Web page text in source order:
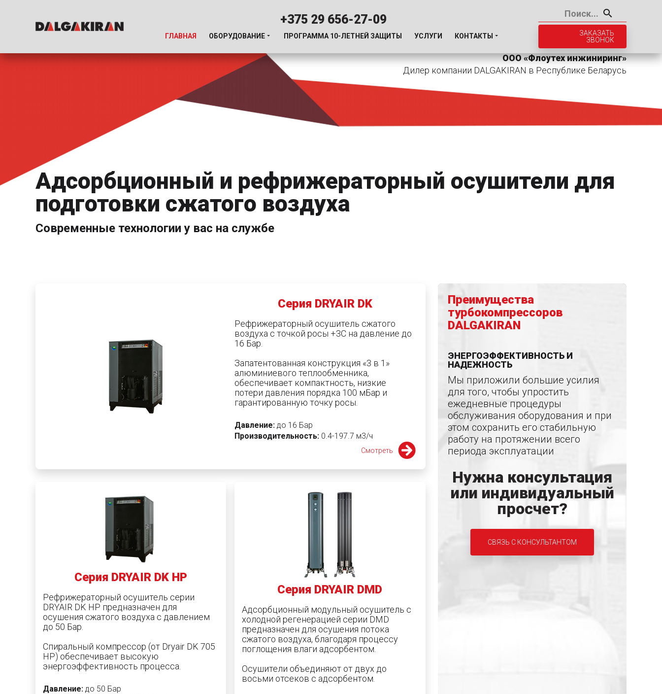
+375 29 656-27-09
ГЛАВНАЯ ОБОРУДОВАНИЕ ПРОГРАММА 10-ЛЕТНЕЙ ЗАЩИТЫ УСЛУГИ КОНТАКТЫ
ЗАКАЗАТЬ
ЗВОНОК
ООО «Флоутех инжиниринг»
Дилер компании DALGAKIRAN в Республике Беларусь
Адсорбционный и рефрижераторный осушители для
подготовки сжатого воздуха
Современные технологии у вас на службе
Серия DRYAIR DK
Рефрижераторный осушитель сжатого
воздуха с точкой росы +3С на давление до
16 Бар.
Запатентованная конструкция «3 в 1»
алюминиевого теплообменника,
обеспечивает компактность, низкие
потери давления порядка 100 мБар и
гарантированную точку росы.
Давление: до 16 Бар
Производительность: 0.4-197.7 м3/ч
Смотреть
Серия DRYAIR DK HP
Рефрижераторный осушитель серии
DRYAIR DK HP предназначен для
осушения сжатого воздуха с давлением
до 50 Бар.
Спиральный компрессор (от Dryair DK 705
HP) обеспечивает высокую
энергоэффективность процесса.
Давление: до 50 Бар
Серия DRYAIR DMD
Адсорбционный модульный осушитель с
холодной регенерацией серии DMD
предназначен для осушения потока
сжатого воздуха, благодаря процессу
поглощения влаги адсорбентом.
Осушители объединяют от двух до
восьми отсеков с адсорбентом.
Преимущества
турбокомпрессоров
DALGAKIRAN
ЭНЕРГОЭФФЕКТИВНОСТЬ И
НАДЕЖНОСТЬ
Мы приложили большие усилия
для того, чтобы упростить
ежедневные процедуры
обслуживания оборудования и при
этом сохранить его стабильную
работу на протяжении всего
периода эксплуатации
Нужна консультация
или индивидуальный
просчет?
СВЯЗЬ С КОНСУЛЬТАНТОМ